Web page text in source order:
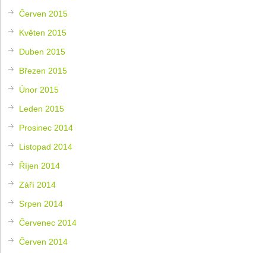
Červen 2015
Květen 2015
Duben 2015
Březen 2015
Únor 2015
Leden 2015
Prosinec 2014
Listopad 2014
Říjen 2014
Září 2014
Srpen 2014
Červenec 2014
Červen 2014